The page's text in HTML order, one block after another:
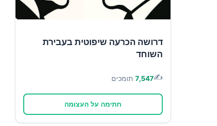
דרושה הכרעה שיפוטית בעבירת
השוחד
✍️
7,547 תומכים
חתימה על העצומה